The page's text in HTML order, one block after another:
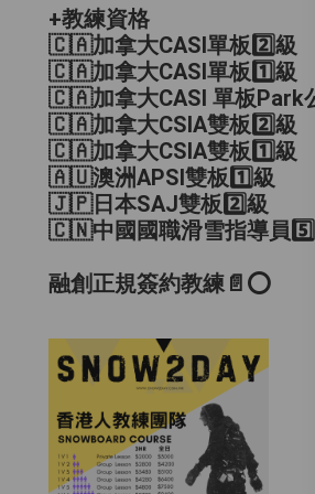
+教練資格
🇨🇦加拿大CASI單板2️⃣級
🇨🇦加拿大CASI單板1️⃣級
🇨🇦加拿大CASI 單板Park
🇨🇦加拿大CSIA雙板2️⃣級
🇨🇦加拿大CSIA雙板1️⃣級
🇦🇺澳洲APSI雙板1️⃣級
🇯🇵日本SAJ雙板2️⃣級
🇨🇳中國國職滑雪指導員
融創正規簽約教練📄⭕️